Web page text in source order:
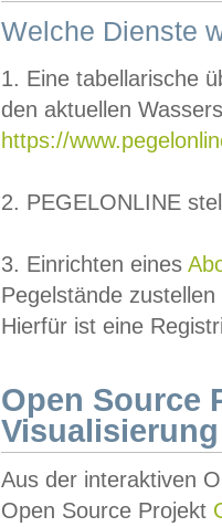
Welche Dienste
1. Eine tabellarische
den aktuellen
https://
2. PEGELONLINE
3. Einrichten eines
Pegelstände
Hierfür ist eine
Open Source
Visualisierung
Aus der interaktiven
Open Source Projekt